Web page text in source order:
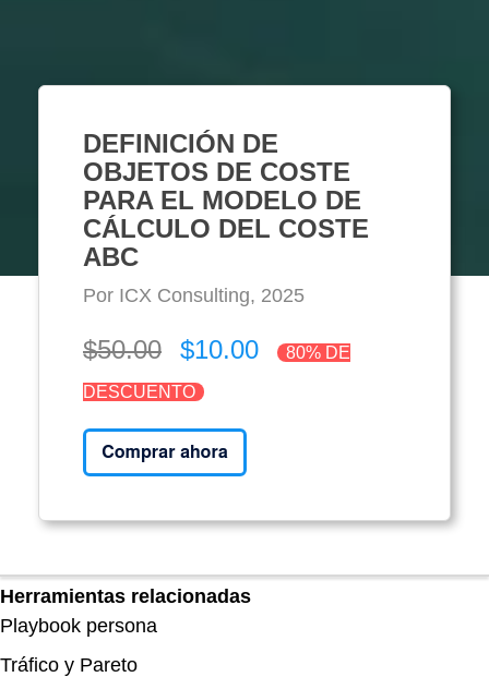
DEFINICIÓN DE
OBJETOS DE COSTE
PARA EL MODELO DE
CÁLCULO DEL COSTE
ABC
Por ICX Consulting, 2025
$50.00 $10.00 80% DE
DESCUENTO
Herramientas relacionadas
Playbook persona
Tráfico y Pareto